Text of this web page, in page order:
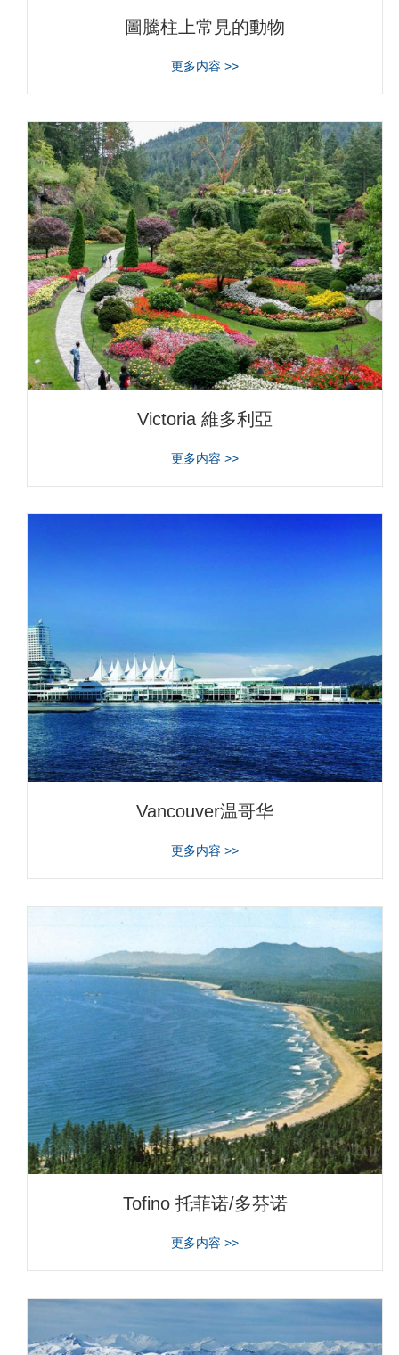
圖騰柱上常見的動物
更多内容 >>about 圖騰柱上常見的動物
Victoria 維多利亞
更多内容 >>about Victoria 維多利亞
Vancouver温哥华
更多内容 >>about Vancouver温哥华
Tofino 托菲诺/多芬诺
更多内容 >>about Tofino 托菲诺/多芬诺